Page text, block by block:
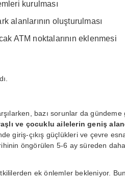
kurulması
alanlarının oluşturulması
ATM noktalarının eklenmesi
bazı sorunlar da gündeme
ve çocuklu ailelerin geniş
giriş-çıkış güçlükleri ve çevre
öngörülen 5-6 ay süreden
ek önlemler bekleniyor.